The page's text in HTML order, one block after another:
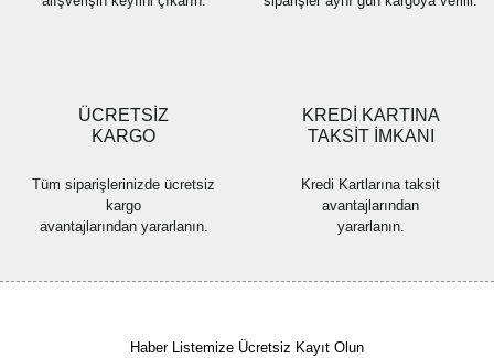
ÜCRETSİZ
KARGO
Tüm siparişlerinizde ücretsiz
kargo
avantajlarından yararlanın.
KREDİ KARTINA
TAKSİT İMKANI
Kredi Kartlarına taksit
avantajlarından
yararlanın.
Haber Listemize Ücretsiz Kayıt Olun